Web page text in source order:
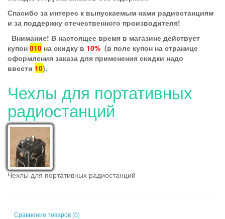
Спасибо за интерес к выпускаемым нами радиостанциям
и за поддержку отечественного производителя!
Внимание! В настоящее время в магазине действует
купон 010 на скидку в 10% (в поле купон на странице
оформления заказа для применения скидки надо
ввести 10).
Чехлы для портативных
радиостанций
Чехлы для портативных радиостанций
Сравнение товаров (0)